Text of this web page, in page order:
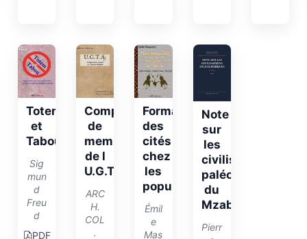
Totem
et
Tabou
Sig
mun
d
Freu
d
PDF
Comparution
de
membres
de l
U.G.T.A
ARC
H.
COL
.
Formation
des
cités
chez
les
populations
Émil
e
Mas
Note
sur
les
civilisations
paléolithiques
du
Mzab
Pierr